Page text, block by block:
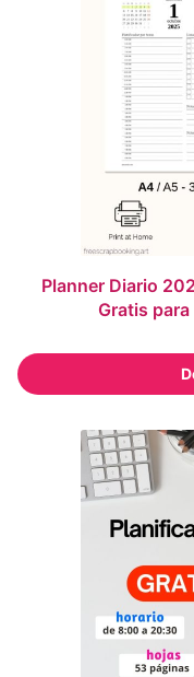
Planner Diario
Gratis